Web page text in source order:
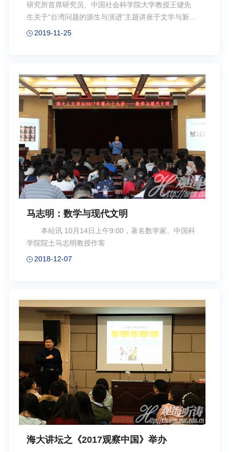
研究所首席研究员、中国社会科学院大学教授王键先
生关于“台湾问题的源生与演进”主题讲座于文学与新闻
传播学院乐海堂举办。本次讲座由教务处于诗雯老师
生、改革开放与台湾问题、台湾问题的日本因素三方
面内容。结合史料研究与实地考察经验，王键教授通
过文献展示、图片呈现等方式介绍了关于台湾问题的
基本知识，并就两岸关系等问题发表了个人观点。虽
然台湾问题十分复杂，完成祖国统一大业十分艰巨，
但我们仍要对和平统一台湾保持乐观，始终坚定祖国...
2019-11-25
马志明：数学与现代文明
本站讯 10月14日上午9:00，著名数学家、中国科
学院院士马志明教授作客
2018-12-07
海大讲坛之《2017观察中国》举办